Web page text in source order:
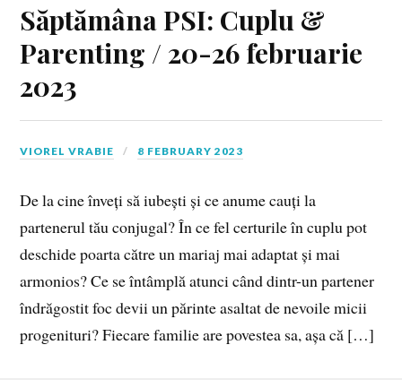
Săptămâna PSI: Cuplu &
Parenting / 20-26 februarie
2023
VIOREL VRABIE 8 FEBRUARY 2023
De la cine înveți să iubești și ce anume cauți la
partenerul tău conjugal? În ce fel certurile în cuplu pot
deschide poarta către un mariaj mai adaptat și mai
armonios? Ce se întâmplă atunci când dintr-un partener
îndrăgostit foc devii un părinte asaltat de nevoile micii
progenituri? Fiecare familie are povestea sa, așa că […]